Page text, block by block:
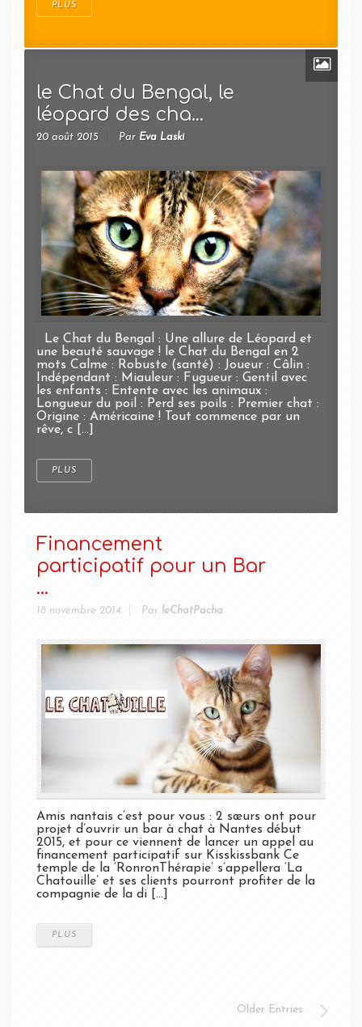
PLUS
le Chat du Bengal, le
léopard des cha...
20 août 2015 Par Eva Laski
Le Chat du Bengal : Une allure de Léopard et
une beauté sauvage ! le Chat du Bengal en 2
mots Calme : Robuste (santé) : Joueur : Câlin :
Indépendant : Miauleur : Fugueur : Gentil avec
les enfants : Entente avec les animaux :
Longueur du poil : Perd ses poils : Premier chat :
Origine : Américaine ! Tout commence par un
rêve, c [...]
PLUS
Financement
participatif pour un Bar
...
18 novembre 2014 Par leChatPacha
Amis nantais c’est pour vous : 2 sœurs ont pour
projet d’ouvrir un bar à chat à Nantes début
2015, et pour ce viennent de lancer un appel au
financement participatif sur Kisskissbank Ce
temple de la ‘RonronThérapie’ s’appellera ‘La
Chatouille’ et ses clients pourront profiter de la
compagnie de la di [...]
PLUS
Older Entries